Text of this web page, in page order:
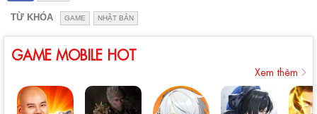
TỪ KHÓA GAME NHẬT BẢN
GAME MOBILE HOT
Xem thêm